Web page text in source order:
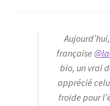
française
bio, un vrai
apprécié
froide pour